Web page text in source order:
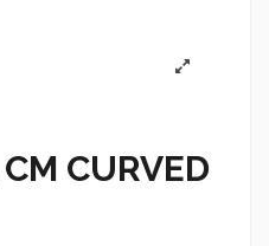
CURVED